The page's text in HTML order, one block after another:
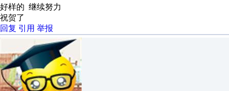
好样的 继续努力
祝贺了
回复 引用 举报